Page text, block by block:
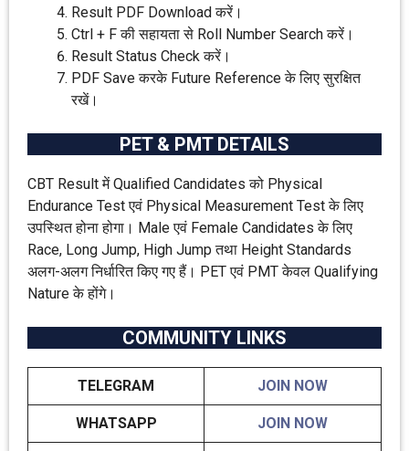
Result PDF Download करें।
Ctrl + F की सहायता से Roll Number Search करें।
Result Status Check करें।
PDF Save करके Future Reference के लिए सुरक्षित
रखें।
PET & PMT DETAILS
CBT Result में Qualified Candidates को Physical
Endurance Test एवं Physical Measurement Test के लिए
उपस्थित होना होगा। Male एवं Female Candidates के लिए
Race, Long Jump, High Jump तथा Height Standards
अलग-अलग निर्धारित किए गए हैं। PET एवं PMT केवल Qualifying
Nature के होंगे।
COMMUNITY LINKS
TELEGRAM JOIN NOW
WHATSAPP JOIN NOW